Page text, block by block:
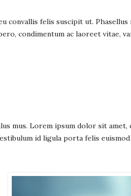
convallis felis suscipit ut.
condimentum ac laoreet vitae,
mus. Lorem ipsum dolor sit
id ligula porta felis euismod